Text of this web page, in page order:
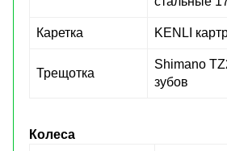
Каретка KENLI
Трещотка
Shimano
зубов
Колеса